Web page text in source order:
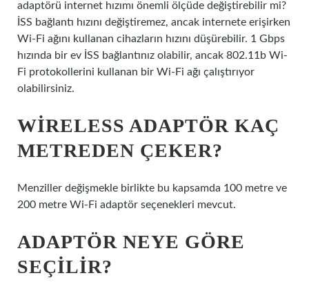
adaptörü internet hızımı önemli ölçüde değiştirebilir mi?
İSS bağlantı hızını değiştiremez, ancak internete erişirken
Wi-Fi ağını kullanan cihazların hızını düşürebilir. 1 Gbps
hızında bir ev İSS bağlantınız olabilir, ancak 802.11b Wi-
Fi protokollerini kullanan bir Wi-Fi ağı çalıştırıyor
olabilirsiniz.
WIRELESS ADAPTÖR KAÇ
METREDEN ÇEKER?
Menziller değişmekle birlikte bu kapsamda 100 metre ve
200 metre Wi-Fi adaptör seçenekleri mevcut.
ADAPTÖR NEYE GÖRE
SEÇILIR?